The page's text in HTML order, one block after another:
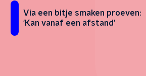
Via een bitje smaken proeven:
'Kan vanaf een afstand'